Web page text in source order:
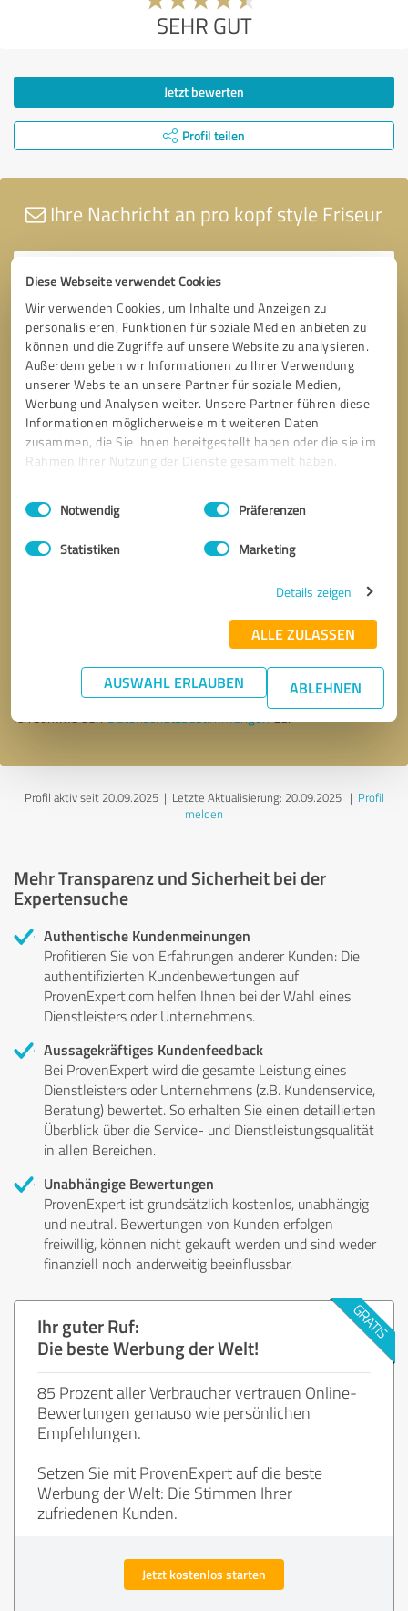
Diese Webseite verwendet Cookies
Wir verwenden Cookies, um Inhalte und Anzeigen zu
personalisieren, Funktionen für soziale Medien anbieten zu
können und die Zugriffe auf unsere Website zu analysieren.
Außerdem geben wir Informationen zu Ihrer Verwendung
unserer Website an unsere Partner für soziale Medien,
Werbung und Analysen weiter. Unsere Partner führen diese
Informationen möglicherweise mit weiteren Daten
zusammen, die Sie ihnen bereitgestellt haben oder die sie im
Rahmen Ihrer Nutzung der Dienste gesammelt haben.
Impressum Datenschutzbestimmungen
Einwilligungsauswahl
Notwendig Präferenzen
Statistiken Marketing
Details zeigen
ALLE ZULASSEN
AUSWAHL ERLAUBEN ABLEHNEN
SEHR GUT
Jetzt bewerten
Profil teilen
Ihre Nachricht an pro kopf style Friseur
* Erforderliche Angaben
Nachricht senden
Ich stimme denDatenschutzbestimmungenzu.
Profil aktiv seit 20.09.2025 | Letzte Aktualisierung: 20.09.2025| Profil
melden
Mehr Transparenz und Sicherheit bei der
Expertensuche
Authentische Kundenmeinungen
Profitieren Sie von Erfahrungen anderer Kunden: Die
authentifizierten Kundenbewertungen auf
ProvenExpert.com helfen Ihnen bei der Wahl eines
Dienstleisters oder Unternehmens.
Aussagekräftiges Kundenfeedback
Bei ProvenExpert wird die gesamte Leistung eines
Dienstleisters oder Unternehmens (z.B. Kundenservice,
Beratung) bewertet. So erhalten Sie einen detaillierten
Überblick über die Service- und Dienstleistungsqualität
in allen Bereichen.
Unabhängige Bewertungen
ProvenExpert ist grundsätzlich kostenlos, unabhängig
und neutral. Bewertungen von Kunden erfolgen
freiwillig, können nicht gekauft werden und sind weder
finanziell noch anderweitig beeinflussbar.
Ihr guter Ruf:
Die beste Werbung der Welt!
85 Prozent aller Verbraucher vertrauen Online-
Bewertungen genauso wie persönlichen
Empfehlungen.
Setzen Sie mit ProvenExpert auf die beste
Werbung der Welt: Die Stimmen Ihrer
zufriedenen Kunden.
Jetzt kostenlos starten